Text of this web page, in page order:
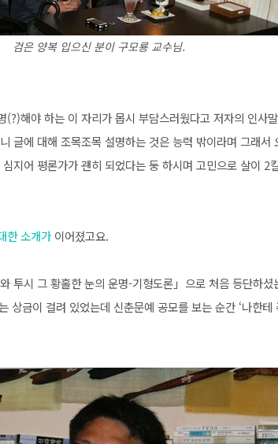
검은 양복 입으신 분이 구모룡 교수님.
(?)해야 하는 이 자리가 몹시 부담스러웠다고 저자의 인사
글에 대해 조목조목 설명하는 것은 능력 밖이라며 그래서
지어 평론가가 괜히 되었다는 둥 하시며 고민으로 살이 2
한 소개가이어졌고요.
투시 그 황홀한 눈의 운명-기형도론」으로 처음 등단하셨
상금이 걸려 있었는데 신춘문예 공모를 보는 순간 ‘나한테